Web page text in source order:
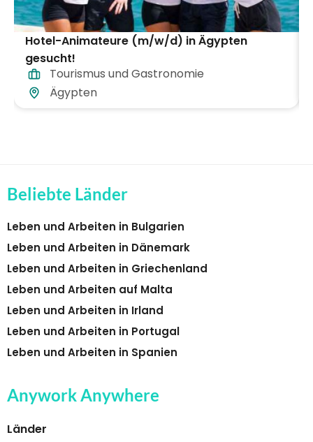
Hotel-Animateure (m/w/d) in Ägypten
gesucht!
Tourismus und Gastronomie
Ägypten
Beliebte Länder
Leben und Arbeiten in Bulgarien
Leben und Arbeiten in Dänemark
Leben und Arbeiten in Griechenland
Leben und Arbeiten auf Malta
Leben und Arbeiten in Irland
Leben und Arbeiten in Portugal
Leben und Arbeiten in Spanien
Anywork Anywhere
Länder